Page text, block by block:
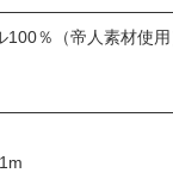
100％（帝人素材使